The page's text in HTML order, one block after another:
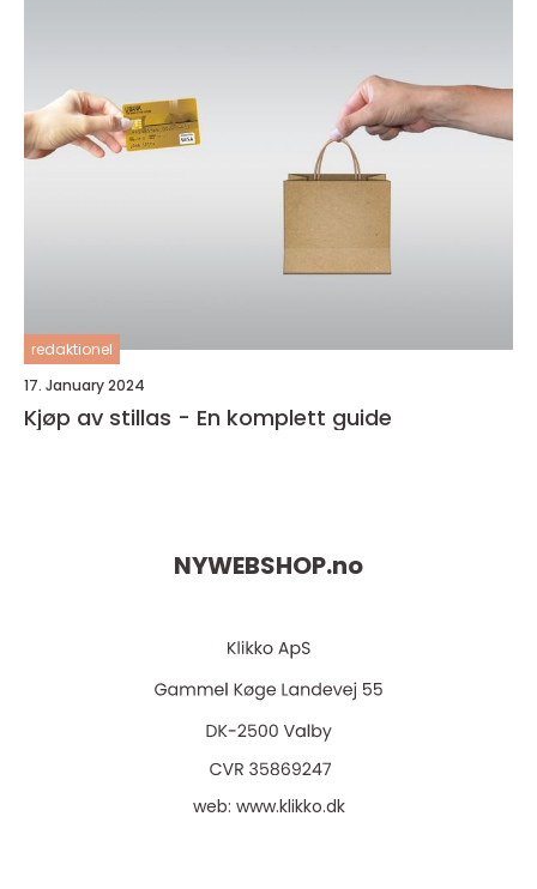
redaktionel
17. January 2024
Kjøp av stillas - En komplett guide
NYWEBSHOP.no
web: www.klikko.dk